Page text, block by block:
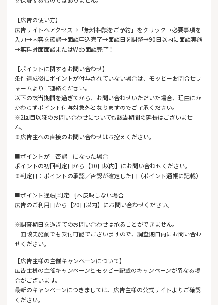
【広告の使い方】
広告サイトへアクセス→「無料相談をご予約」をクリック→必要事項を
入力→内容を確認→面談申込完了→面談日を調整→90日以内に面談実施
→無料対面面談またはWeb面談完了！
【ポイントに関するお問い合わせ】
条件達成後にポイントが付与されていない場合は、モッピーお問合せフ
ォームよりご連絡ください。
以下の該当期間を過ぎてから、お問い合わせいただいた場合、理由にか
かわらずポイント付与対象外となりますのでご了承ください。
※2回目以降のお問い合わせについても該当期間の延長はございませ
ん。
※広告主への直接のお問い合わせはお控えください。
■ポイントが［否認］になった場合
ポイントの初回判定日から【30日以内】にお問い合わせください。
※判定日：ポイントの承認／否認が確定した日（ポイント通帳に記載）
■ポイント通帳[判定中]へ反映しない場合
広告のご利用日から【20日以内】にお問い合わせください。
※調査期日を過ぎてのお問い合わせは承ることができません。
面談実施前でも受付可能でございますので、調査期日内にお問い合わ
せください。
【広告主様の主催キャンペーンについて】
広告主様の主催キャンペーンとモッピー記載のキャンペーンが異なる場
合がございます。
最新のキャンペーンにつきましては、広告主様の公式サイトよりご確認
ください。